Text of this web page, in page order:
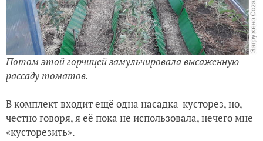
Потом этой горчицей замульчировала высаженную
рассаду томатов.
В комплект входит ещё одна насадка-кусторез, но,
честно говоря, я её пока не использовала, нечего мне
«кусторезить».